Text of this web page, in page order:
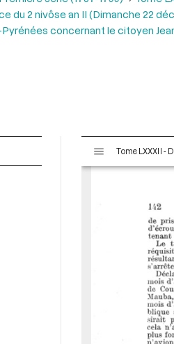
du 2 nivôse an II (Dimanche 22
concernant le citoyen
s
Tome LXXXII -